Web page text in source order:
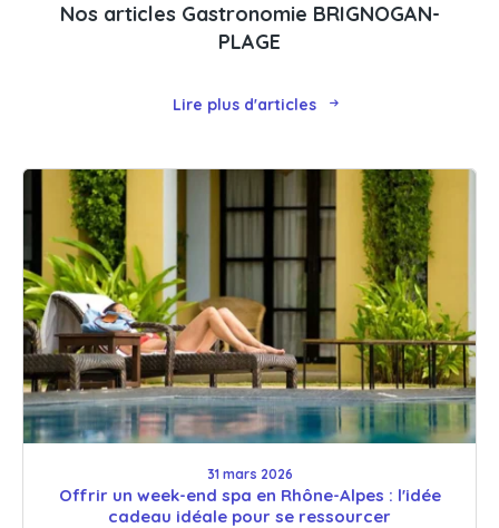
Nos articles Gastronomie BRIGNOGAN-
PLAGE
Lire plus d'articles
31 mars 2026
Offrir un week-end spa en Rhône-Alpes : l'idée
cadeau idéale pour se ressourcer